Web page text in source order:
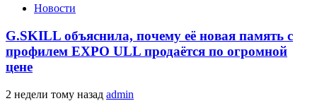
Новости
G.SKILL объяснила, почему её новая память с
профилем EXPO ULL продаётся по огромной
цене
2 недели тому назад admin